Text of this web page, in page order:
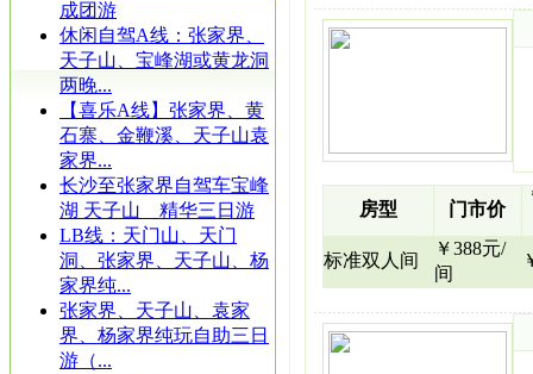
成团游
休闲自驾A线：张家界、
天子山、宝峰湖或黄龙洞
两晚...
【喜乐A线】张家界、黄
石寨、金鞭溪、天子山袁
家界...
长沙至张家界自驾车宝峰
湖 天子山 精华三日游
LB线：天门山、天门
洞、张家界、天子山、杨
家界纯...
张家界、天子山、袁家
界、杨家界纯玩自助三日
游（...
房型 门市价
标准双人间
￥388元/
间